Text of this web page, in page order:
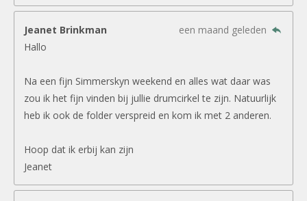
Jeanet Brinkman
een maand geleden
Hallo
Na een fijn Simmerskyn weekend en alles wat daar was
zou ik het fijn vinden bij jullie drumcirkel te zijn. Natuurlijk
heb ik ook de folder verspreid en kom ik met 2 anderen.
Hoop dat ik erbij kan zijn
Jeanet